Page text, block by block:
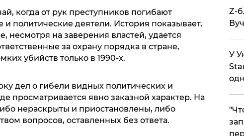
когда от рук преступников погибают
политические деятели. История показывает,
несмотря на заверения властей, удается
за охрану порядка в стране,
убийств только в 1990-х.
дел о гибели видных политических и
просматривается явно заказной характер. На
нераскрыты и приостановлены, либо
вопросов, оставленных без ответа.
Z-
У